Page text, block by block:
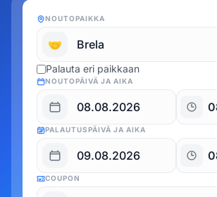
NOUTOPAIKKA
🤝
Palauta eri paikkaan
NOUTOPÄIVÄ JA AIKA
PALAUTUSPÄIVÄ JA AIKA
COUPON